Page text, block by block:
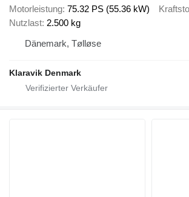
Motorleistung 75.32 PS (55.36 kW)
Nutzlast 2.500 kg
Dänemark, Tølløse
Klaravik Denmark